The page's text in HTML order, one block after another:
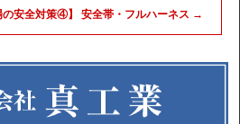
の安全対策④】 安全帯・フルハーネス →